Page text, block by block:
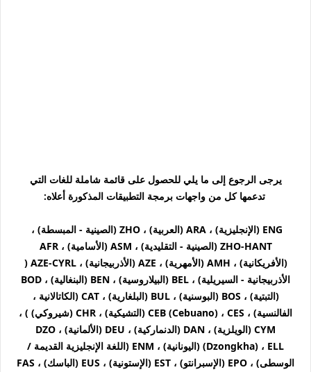
يرجى الرجوع إلى ما يلي للحصول على قائمة شاملة للغات التي
تدعمها كل من واجهات برمجة التطبيقات المذكورة أعلاه:
ENG (الإنجليزية) ، ARA (العربية) ، ZHO (الصينية - المبسطة) ،
ZHO-HANT (الصينية - التقليدية) ، ASM (الأسامية) ، AFR
(الأفريكانية) ، AMH (الأمهرية) ، AZE (الأذربيجانية) ، AZE-CYRL (
الأذربيجانية - السيريلية) ، BEL (البيلاروسية) ، BEN (البنغالية) ، BOD
(التبتية) ، BOS (البوسنية) ، BUL (البلغارية) ، CAT (الكاتالانية ،
الفالنسية) ، CEB (Cebuano) ، CES (التشيكية) ، CHR (شيروكي) ) ،
CYM (الويلزية) ، DAN (الدنماركية) ، DEU (الألمانية) ، DZO
(Dzongkha) ، ELL (اليونانية) ، ENM (اللغة الإنجليزية القديمة /
الوسطى) ، EPO (الإسبرانتو) ، EST (الإستونية) ، EUS (الباسك) ، FAS